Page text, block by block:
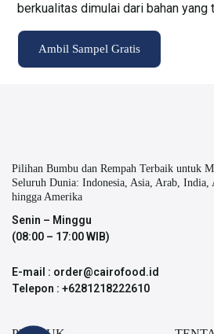
berkualitas dimulai dari bahan yang
Ambil Sampel Gratis
Pilihan Bumbu dan Rempah Terbaik untuk
Seluruh Dunia: Indonesia, Asia, Arab, India,
hingga Amerika
Senin – Minggu
(08:00 – 17:00 WIB)
E-mail : order@cairofood.id
Telepon : +6281218222610